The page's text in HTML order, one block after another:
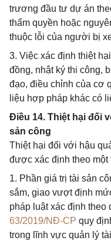
trương đầu tư dự án
thẩm quyền hoặc
thuộc lỗi của người bị
3. Việc xác định thiệt
đồng, nhật ký thi công,
đạo, điều chỉnh của cơ
liệu hợp pháp khác có
Điều 14. Thiệt hại đối
sản công
Thiệt hại đối với hậu
được xác định theo một
1. Phần giá trị tài sản
sắm, giao vượt định
pháp luật xác định theo
63/2019/NĐ-CP quy
trong lĩnh vực quản lý